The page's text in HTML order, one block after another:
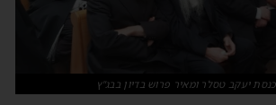
יעקב טסלר ומאיר פרוש בדיון בבג"ץ